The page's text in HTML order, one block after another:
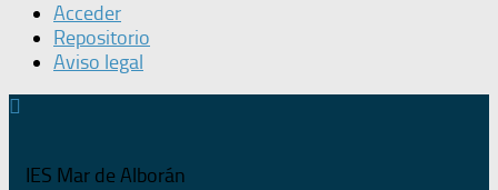
Acceder
Repositorio
Aviso legal
IES Mar de Alborán